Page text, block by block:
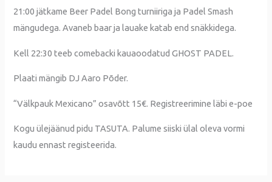
21:00 jätkame Beer Padel Bong turniiriga ja Padel Smash
mängudega. Avaneb baar ja lauake katab end snäkkidega.
Kell 22:30 teeb comebacki kauaoodatud GHOST PADEL.
Plaati mängib DJ Aaro Põder.
“Välkpauk Mexicano” osavõtt 15€. Registreerimine läbi e-poe
Kogu ülejäänud pidu TASUTA. Palume siiski ülal oleva vormi
kaudu ennast registeerida.